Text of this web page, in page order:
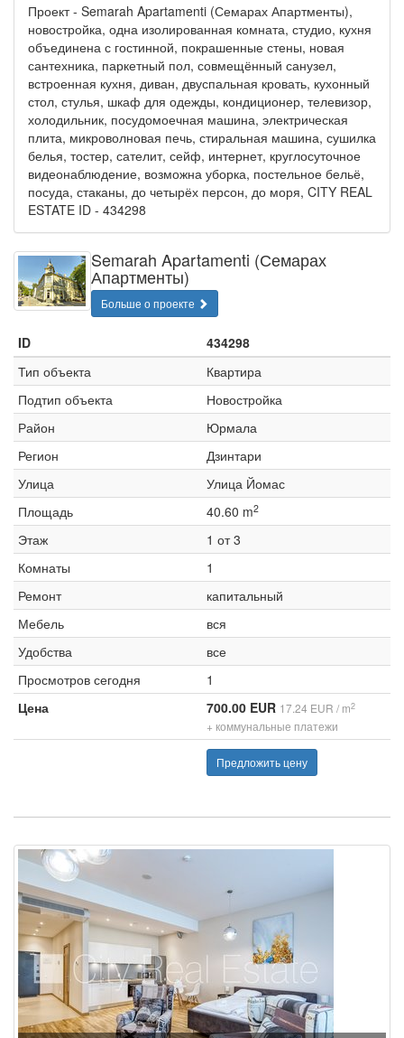
Проект - Semarah Apartamenti (Семарах Апартменты),
новостройка, одна изолированная комната, студио, кухня
объединена с гостинной, покрашенные стены, новая
сантехника, паркетный пол, совмещённый санузел,
встроенная кухня, диван, двуспальная кровать, кухонный
стол, стулья, шкаф для одежды, кондиционер, телевизор,
холодильник, посудомоечная машина, электрическая
плита, микроволновая печь, стиральная машина, сушилка
белья, тостер, сателит, сейф, интернет, круглосуточное
видеонаблюдение, возможна уборка, постельное бельё,
посуда, стаканы, до четырёх персон, до моря, CITY REAL
ESTATE ID - 434298
Semarah Apartamenti (Семарах
Апартменты)
Больше о проекте
ID
434298
Тип объекта
Квартира
Подтип объекта
Новостройка
Район
Юрмала
Регион
Дзинтари
Улица
Улица Йомас
Площадь
40.60 m2
Этаж
1 от 3
Комнаты
1
Ремонт
капитальный
Мебель
вся
Удобства
все
Просмотров сегодня
1
Цена
700.00 EUR 17.24 EUR / m2
+ коммунальные платежи
Предложить цену